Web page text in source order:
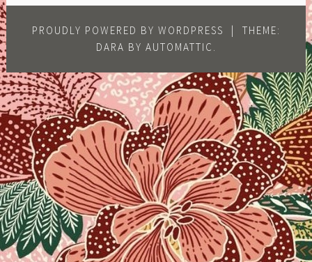
PROUDLY POWERED BY WORDPRESS |
THEME:
DARA BY AUTOMATTIC .